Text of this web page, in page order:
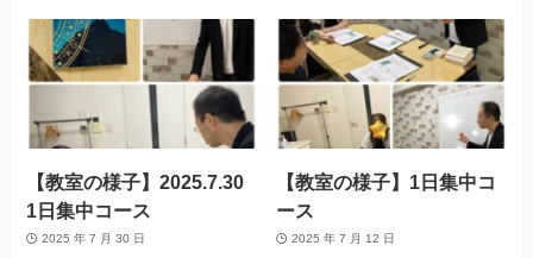
【教室の様子】2025.7.30
1日集中コース
2025 年 7 月 30 日
【教室の様子】1日集中コ
ース
2025 年 7 月 12 日